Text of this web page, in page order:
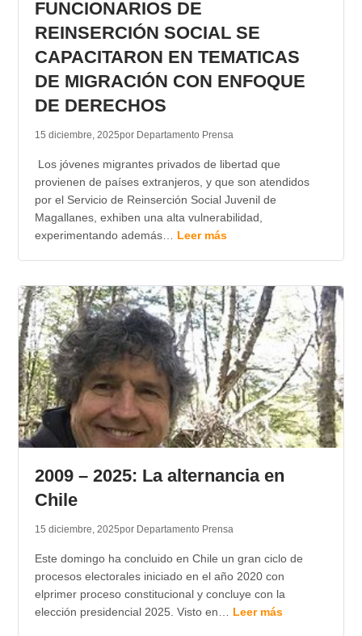
FUNCIONARIOS DE
REINSERCIÓN SOCIAL SE
CAPACITARON EN TEMATICAS
DE MIGRACIÓN CON ENFOQUE
DE DERECHOS
15 diciembre, 2025por Departamento Prensa
Los jóvenes migrantes privados de libertad que
provienen de países extranjeros, y que son atendidos
por el Servicio de Reinserción Social Juvenil de
Magallanes, exhiben una alta vulnerabilidad,
experimentando además… Leer más
2009 – 2025: La alternancia en
Chile
15 diciembre, 2025por Departamento Prensa
Este domingo ha concluido en Chile un gran ciclo de
procesos electorales iniciado en el año 2020 con
elprimer proceso constitucional y concluye con la
elección presidencial 2025. Visto en… Leer más